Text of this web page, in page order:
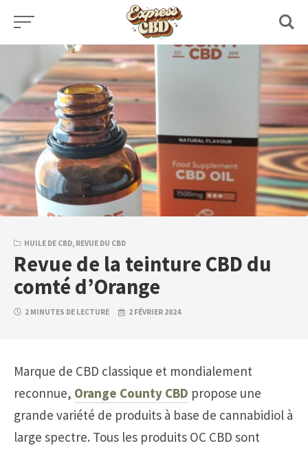
Skip
HUILE DE CBD, REVUE DU CBD
Revue de la teinture CBD du
comté d’Orange
2 MINUTES DE LECTURE 2 FÉVRIER 2024
Marque de CBD classique et mondialement
reconnue, Orange County CBD propose une
grande variété de produits à base de cannabidiol à
large spectre. Tous les produits OC CBD sont